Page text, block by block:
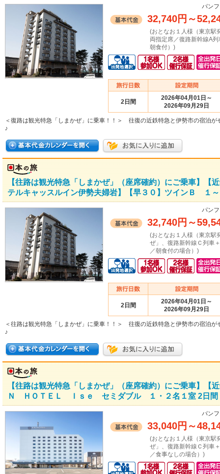
パン
32,740円 ～
(おとなお１人様（東京駅
両指定席／復路新幹線A
朝食付）)
2日間
2026年04月01日～
2026年09月29日
＜復路は観光特急「しまかぜ」に乗車！！＞ 往復の近鉄特急と伊勢市の宿泊が
♪
【往路は観光特急「しまかぜ」（座席確約）にご乗車】【
テルキャッスルイン伊勢夫婦岩】【早３０】ツインＢ １
パン
32,740円 ～
(おとなお１人様（東京駅
ぜ」、復路新幹線Ｃ列車
／朝食付の場合）)
2日間
2026年04月01日～
2026年09月29日
＜往路は観光特急「しまかぜ」に乗車！！＞ 往復の近鉄特急と伊勢市の宿泊が
♪
【往路は観光特急「しまかぜ」（座席確約）にご乗車】【
Ｎ ＨＯＴＥＬ Ｉｓｅ セミダブル １・２名１室 2日間
パン
33,040円 ～
(おとなお１人様（東京駅
ぜ」、復路新幹線Ｃ列車
／食事なしの場合）)